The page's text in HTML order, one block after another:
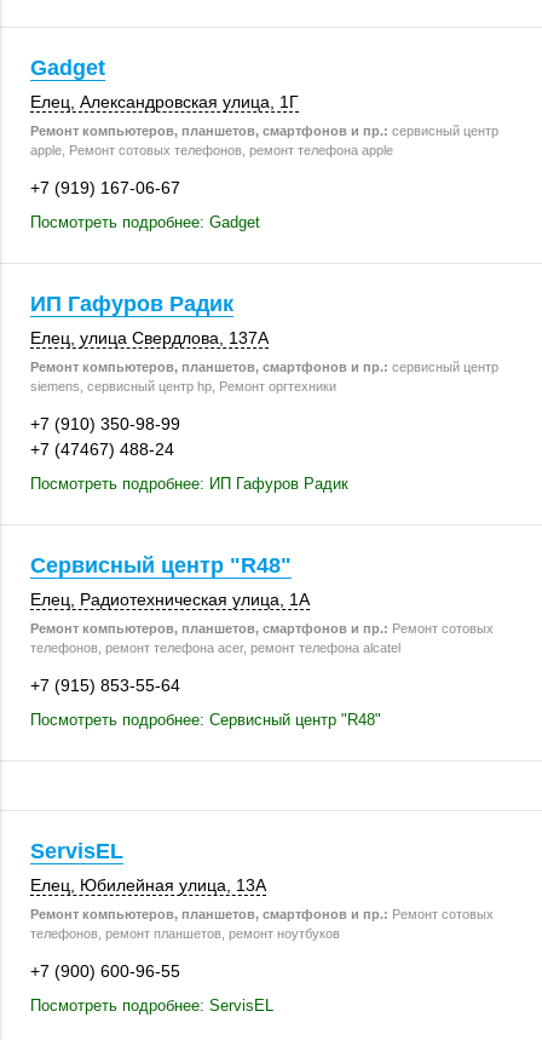
Gadget
Елец , Александровская улица, 1Г
Ремонт компьютеров, планшетов, смартфонов и пр.: сервисный центр
apple, Ремонт сотовых телефонов, ремонт телефона apple
+7 (919) 167-06-67
Посмотреть подробнее: Gadget
ИП Гафуров Радик
Елец улица Свердлова 137А
Ремонт компьютеров, планшетов, смартфонов и пр.: сервисный центр
siemens, сервисный центр hp, Ремонт оргтехники
+7 (910) 350-98-99
+7 (47467) 488-24
Посмотреть подробнее: ИП Гафуров Радик
Сервисный центр "R48"
Елец , Радиотехническая улица, 1А
Ремонт компьютеров, планшетов, смартфонов и пр.: Ремонт сотовых
телефонов, ремонт телефона acer, ремонт телефона alcatel
+7 (915) 853-55-64
Посмотреть подробнее: Сервисный центр "R48"
ServisEL
Елец Юбилейная улица 13А
Ремонт компьютеров, планшетов, смартфонов и пр.: Ремонт сотовых
телефонов, ремонт планшетов, ремонт ноутбуков
+7 (900) 600-96-55
Посмотреть подробнее: ServisEL